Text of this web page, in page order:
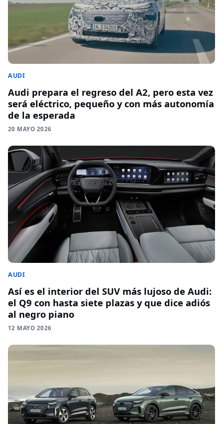
AUDI
Audi prepara el regreso del A2, pero esta vez
será eléctrico, pequeño y con más autonomía
de la esperada
20 MAYO 2026
AUDI
Así es el interior del SUV más lujoso de Audi:
el Q9 con hasta siete plazas y que dice adiós
al negro piano
12 MAYO 2026